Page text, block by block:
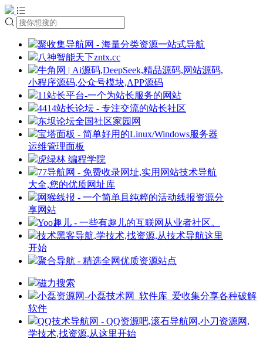
聚收集导航网 - 海量分类资源一站式导航
八神智能天下zntx.cc
牛角网 | Ai源码,DeepSeek,精品源码,网站源码,
小程序源码,公众号模块,APP源码
11站长平台-一个为站长服务的网站
4414站长论坛 - 专注交流的站长社区
东坝论坛全国社区家园网
宝塔面板 - 简单好用的Linux/Windows服务器
运维管理面板
虎绿林 编程学院
77导航网 - 免费收录网址,实用网站技术导航
大全,您的优质网址库
网猴线报 - 一个简单且纯粹的活动线报资源分
享网站
Yoo趣儿 - 一些有趣儿的互联网从业者社区。
技术黑客导航,学技术,找资源,从技术导航这里
开始
聚合导航 - 精选全网优质资源站点
磁力搜索
小磊资源网-小磊技术网_软件库_爱收集分享各种破解
软件
QQ技术导航网 - QQ资源吧,滚石导航网,小刀资源网,
学技术,找资源,从这里开始